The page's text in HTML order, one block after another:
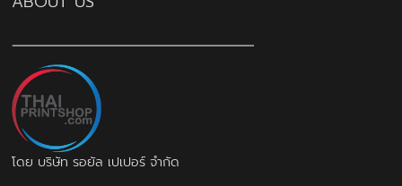
โดย บริษัท รอยัล เปเปอร์ จำกัด